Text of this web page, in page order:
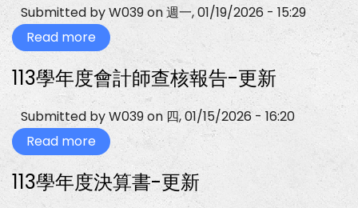
帳
各
項
目
彙
總
表
Submitted byW039on週一, 01/19/2026 - 15:29
Read more about
114
上
各
科
收
費
標
準
113學年度會計師查核報告-更新
Submitted byW039on 四, 01/15/2026 - 16:20
Read more about
113
學
年
度
113學年度決算書-更新